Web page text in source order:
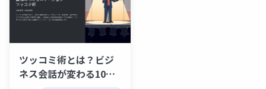
ツッコミ術とは？ビジ
ネス会話が変わる10の